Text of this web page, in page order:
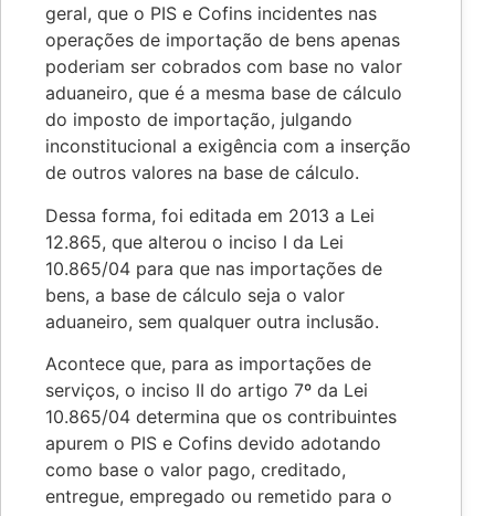
geral, que o PIS e Cofins incidentes nas
operações de importação de bens apenas
poderiam ser cobrados com base no valor
aduaneiro, que é a mesma base de cálculo
do imposto de importação, julgando
inconstitucional a exigência com a inserção
de outros valores na base de cálculo.
Dessa forma, foi editada em 2013 a Lei
12.865, que alterou o inciso I da Lei
10.865/04 para que nas importações de
bens, a base de cálculo seja o valor
aduaneiro, sem qualquer outra inclusão.
Acontece que, para as importações de
serviços, o inciso II do artigo 7º da Lei
10.865/04 determina que os contribuintes
apurem o PIS e Cofins devido adotando
como base o valor pago, creditado,
entregue, empregado ou remetido para o